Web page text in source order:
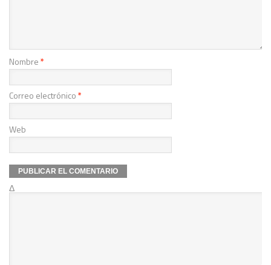
Nombre*
Correo electrónico*
Web
Δ